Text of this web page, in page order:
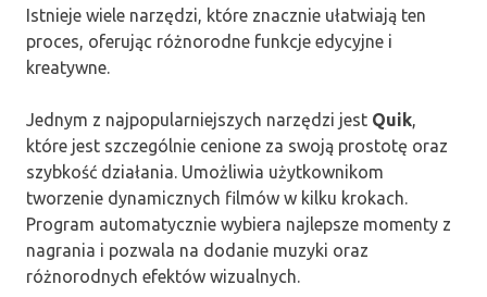
Istnieje wiele narzędzi, które znacznie ułatwiają ten
proces, oferując różnorodne funkcje edycyjne i
kreatywne.
Jednym z najpopularniejszych narzędzi jest Quik
które jest szczególnie cenione za swoją prostotę oraz
szybkość działania. Umożliwia użytkownikom
tworzenie dynamicznych filmów w kilku krokach.
Program automatycznie wybiera najlepsze momenty z
nagrania i pozwala na dodanie muzyki oraz
różnorodnych efektów wizualnych.